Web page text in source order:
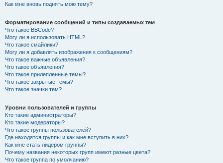
Как мне вновь поднять мою тему?
Форматирование сообщений и типы создаваемых тем
Что такое BBCode?
Могу ли я использовать HTML?
Что такое смайлики?
Могу ли я добавлять изображения к сообщениям?
Что такое важные объявления?
Что такое объявления?
Что такое прилепленные темы?
Что такое закрытые темы?
Что такое значки тем?
Уровни пользователей и группы
Кто такие администраторы?
Кто такие модераторы?
Что такое группы пользователей?
Где находятся группы и как мне вступить в них?
Как мне стать лидером группы?
Почему названия некоторых групп имеют разные цвета?
Что такое группа по умолчанию?